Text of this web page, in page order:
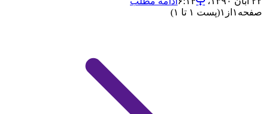
صفحه ۱ از ۱(پست ۱ تا ۱)